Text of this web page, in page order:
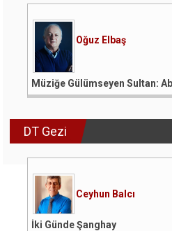
Oğuz Elbaş
Müziğe Gülümseyen Sultan:
DT Gezi
Ceyhun Balcı
İki Günde Şanghay